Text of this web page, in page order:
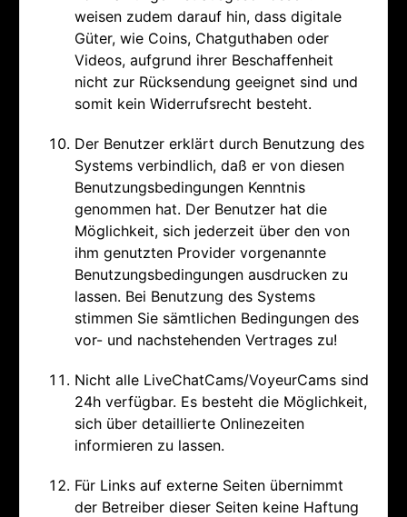
weisen zudem darauf hin, dass digitale
Güter, wie Coins, Chatguthaben oder
Videos, aufgrund ihrer Beschaffenheit
nicht zur Rücksendung geeignet sind und
somit kein Widerrufsrecht besteht.
Der Benutzer erklärt durch Benutzung des
Systems verbindlich, daß er von diesen
Benutzungsbedingungen Kenntnis
genommen hat. Der Benutzer hat die
Möglichkeit, sich jederzeit über den von
ihm genutzten Provider vorgenannte
Benutzungsbedingungen ausdrucken zu
lassen. Bei Benutzung des Systems
stimmen Sie sämtlichen Bedingungen des
vor- und nachstehenden Vertrages zu!
Nicht alle LiveChatCams/VoyeurCams sind
24h verfügbar. Es besteht die Möglichkeit,
sich über detaillierte Onlinezeiten
informieren zu lassen.
Für Links auf externe Seiten übernimmt
der Betreiber dieser Seiten keine Haftung